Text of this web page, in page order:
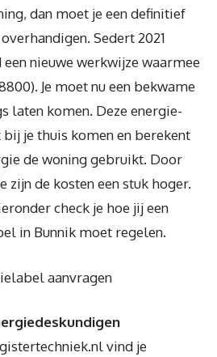
dan moet je een definitief
Sedert 2021
nieuwe werkwijze waarmee
Je moet nu een bekwame
laten komen. Deze energie-
je thuis komen en berekent
de woning gebruikt. Door
zijn de kosten een stuk hoger.
check je hoe jij een
in Bunnik moet regelen.
aanvragen
vind je